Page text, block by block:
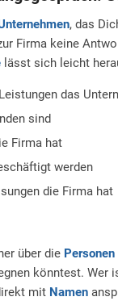
, das
Firma keine
lässt sich leicht
das
sind
Firma hat
werden
die Firma hat
über die Personen
könntest. Wer
mit Namen